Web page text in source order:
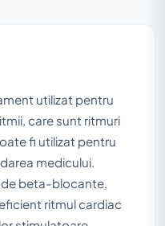
utilizat pentru
care sunt ritmuri
fi utilizat pentru
medicului.
beta-blocante,
ritmul cardiac